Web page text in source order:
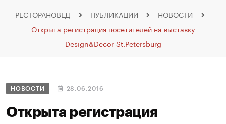
РЕСТОРАНОВЕД ПУБЛИКАЦИИ
НОВОСТИ
Открыта регистрация посетителей на выставку
Design&Decor St.Petersburg
НОВОСТИ 28.06.2016
Открыта регистрация